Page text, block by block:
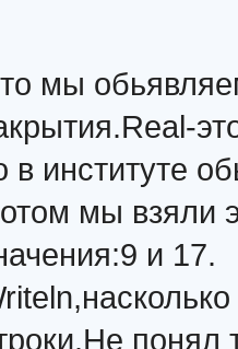
мы
в институте
мы взяли
и 17.
понял